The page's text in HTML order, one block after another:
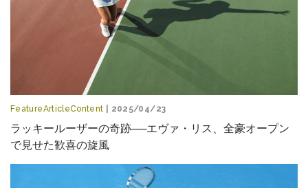
FeatureArticleContent | 2025/04/23
ラッキールーザーの奇跡──エヴァ・リス、全豪オープン
で見せた歓喜の旋風